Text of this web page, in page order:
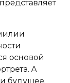
основой
А
будущее.